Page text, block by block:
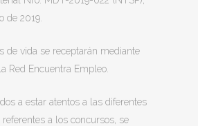
de 2019.
de vida se receptarán mediante
Red Encuentra Empleo.
a estar atentos a las diferentes
a los concursos, se